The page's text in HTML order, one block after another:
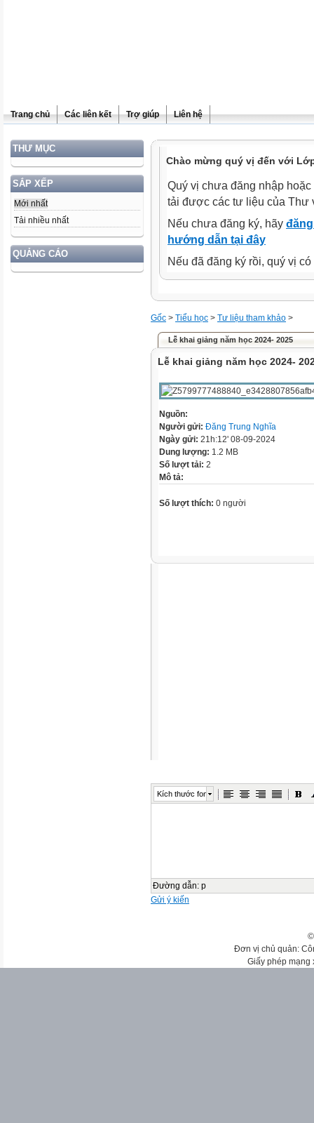
Trang chủ Các liên kết Trợ giúp Liên hệ
THƯ MỤC
SẮP XẾP
Mới nhất
Tải nhiều nhất
QUẢNG CÁO
Chào mừng quý vị đến với
Quý vị chưa đăng nhập
tải được các tư liệu của Thư
Nếu chưa đăng ký, hãy
hướng dẫn tại đây
Nếu đã đăng ký rồi, quý vị
Gốc > Tiểu học > Tư liệu tham khảo >
Lễ khai giảng năm học 2024- 2025
Lễ khai giảng năm học 2024-
Nguồn:
Người gửi: Đăng Trung Nghĩa
Ngày gửi: 21h:12' 08-09-2024
Dung lượng: 1.2 MB
Số lượt tải: 2
Mô tả:
Số lượt thích: 0 người
Kích thước font
Đường dẫn: p
Gửi ý kiến
Đơn vị chủ quản:
Giấy phép mạng